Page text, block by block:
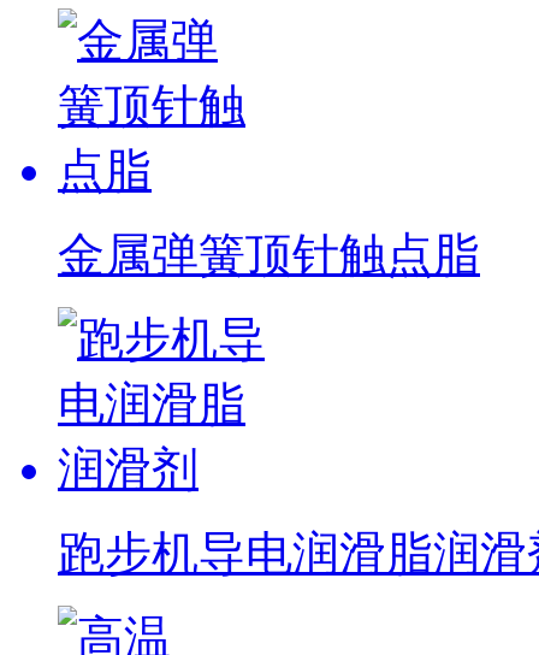
金属弹簧顶针触点脂
跑步机导电润滑脂润滑